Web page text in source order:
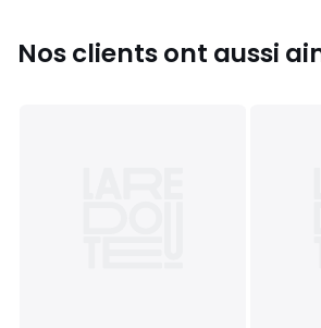
Fiche produit relative aux qualités et
Nos clients ont aussi